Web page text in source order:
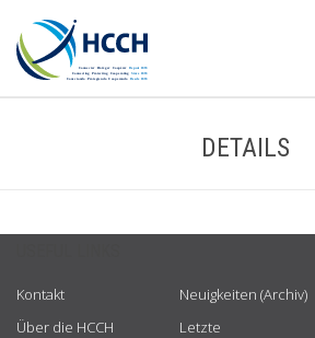
DETAILS
Kontakt
Über die HCCH
Neuigkeiten (Archiv)
Letzte